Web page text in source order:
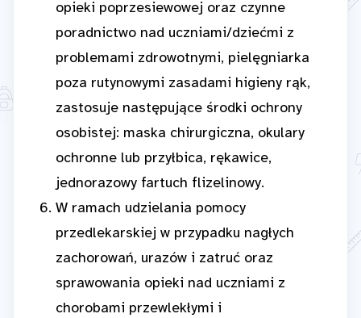
opieki poprzesiewowej oraz czynne
poradnictwo nad uczniami/dziećmi z
problemami zdrowotnymi, pielęgniarka
poza rutynowymi zasadami higieny rąk,
zastosuje następujące środki ochrony
osobistej: maska chirurgiczna, okulary
ochronne lub przyłbica, rękawice,
jednorazowy fartuch flizelinowy.
W ramach udzielania pomocy
przedlekarskiej w przypadku nagłych
zachorowań, urazów i zatruć oraz
sprawowania opieki nad uczniami z
chorobami przewlekłymi i